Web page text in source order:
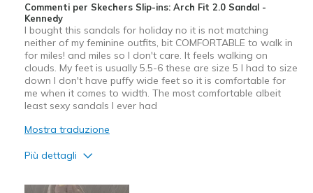
Commenti per Skechers Slip-ins: Arch Fit 2.0 Sandal -
Kennedy
I bought this sandals for holiday no it is not matching
neither of my feminine outfits, bit COMFORTABLE to walk in
for miles! and miles so I don't care. It feels walking on
clouds. My feet is usually 5.5-6 these are size 5 I had to size
down I don't have puffy wide feet so it is comfortable for
me when it comes to width. The most comfortable albeit
least sexy sandals I ever had
Mostra traduzione
Più dettagli